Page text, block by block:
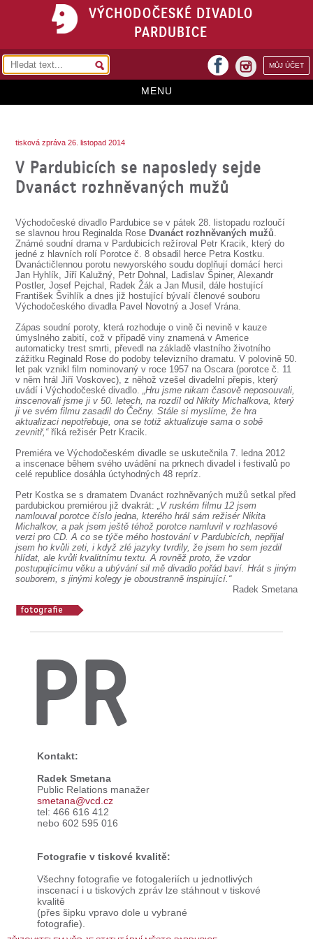
VÝCHODOČESKÉ DIVADLO
PARDUBICE
MŮJ ÚČET
facebook
MENU
REPERTOÁR
PŘEDPLATNÉ
KONTAKTY
O DIVADLE
SOUBOR
DÁLE NABÍZÍME
tisková zpráva 26. listopad 2014
V Pardubicích se naposledy sejde
Dvanáct rozhněvaných mužů
Východočeské divadlo Pardubice se v pátek 28. listopadu rozloučí
se slavnou hrou Reginalda Rose Dvanáct rozhněvaných mužů.
Známé soudní drama v Pardubicích režíroval Petr Kracik, který do
jedné z hlavních rolí Porotce č. 8 obsadil herce Petra Kostku.
Dvanáctičlennou porotu newyorského soudu doplňují domácí herci
Jan Hyhlík, Jiří Kalužný, Petr Dohnal, Ladislav Špiner, Alexandr
Postler, Josef Pejchal, Radek Žák a Jan Musil, dále hostující
František Švihlík a dnes již hostující bývalí členové souboru
Východočeského divadla Pavel Novotný a Josef Vrána.
Zápas soudní poroty, která rozhoduje o vině či nevině v kauze
úmyslného zabití, což v případě viny znamená v Americe
automaticky trest smrti, převedl na základě vlastního životního
zážitku Reginald Rose do podoby televizního dramatu. V polovině 50.
let pak vznikl film nominovaný v roce 1957 na Oscara (porotce č. 11
v něm hrál Jiří Voskovec), z něhož vzešel divadelní přepis, který
uvádí i Východočeské divadlo.„Hru jsme nikam časově neposouvali,
inscenovali jsme ji v 50. letech, na rozdíl od Nikity Michalkova, který
ji ve svém filmu zasadil do Čečny. Stále si myslíme, že hra
aktualizaci nepotřebuje, ona se totiž aktualizuje sama o sobě
zevnitř,“říká režisér Petr Kracik.
Premiéra ve Východočeském divadle se uskutečnila 7. ledna 2012
a inscenace během svého uvádění na prknech divadel i festivalů po
celé republice dosáhla úctyhodných 48 repríz.
Petr Kostka se s dramatem Dvanáct rozhněvaných mužů setkal před
pardubickou premiérou již dvakrát:„V ruském filmu 12 jsem
namlouval porotce číslo jedna, kterého hrál sám režisér Nikita
Michalkov, a pak jsem ještě téhož porotce namluvil v rozhlasové
verzi pro CD. A co se týče mého hostování v Pardubicích, nepřijal
jsem ho kvůli zeti, i když zlé jazyky tvrdily, že jsem ho sem jezdil
hlídat, ale kvůli kvalitnímu textu. A rovněž proto, že vzdor
postupujícímu věku a ubývání sil mě divadlo pořád baví. Hrát s jiným
souborem, s jinými kolegy je oboustranně inspirující.“
Radek Smetana
PR
Kontakt:
Radek Smetana
Public Relations manažer
smetana@vcd.cz
tel: 466 616 412
nebo 602 595 016
Fotografie v tiskové kvalitě:
Všechny fotografie ve fotogaleriích u jednotlivých
inscenací i u tiskových zpráv lze stáhnout v tiskové
kvalitě
(přes šipku vpravo dole u vybrané
fotografie).